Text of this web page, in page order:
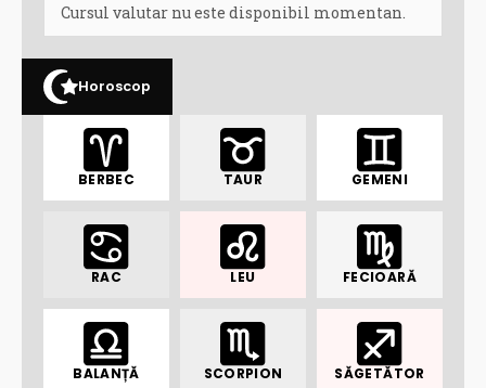
Cursul valutar nu este disponibil momentan.
Horoscop
BERBEC TAUR GEMENI
RAC LEU FECIOARĂ
BALANȚĂ SCORPION SĂGETĂTOR